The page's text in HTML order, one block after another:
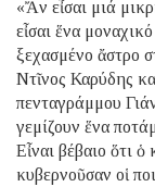
«Ἄν εἶσαι μιά
εἶσαι ἕνα
ξεχασμένο ἄστρο
Ντῖνος Καρύδης
πενταγράμμου
γεμίζουν ἕνα
Εἶναι βέβαιο ὅτι
κυβερνοῦσαν οἱ